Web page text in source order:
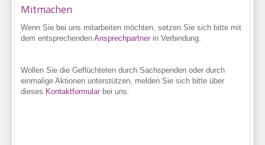
Mitmachen
Wenn Sie bei uns mitarbeiten möchten, setzen Sie sich bitte mit
dem entsprechendenAnsprechpartner in Verbindung.
Wollen Sie die Geflüchteten durch Sachspenden oder durch
einmalige Aktionen unterstützen, melden Sie sich bitte über
dieses Kontaktformular bei uns.